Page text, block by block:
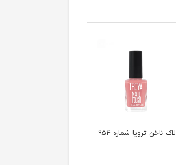
لاک ناخن ترویا شماره 954